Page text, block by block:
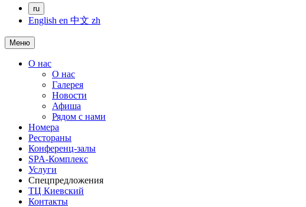
ru
English en 中文 zh
Меню
О нас
О нас
Галерея
Новости
Афиша
Рядом с нами
Номера
Рестораны
Конференц-залы
SPA-Комплекс
Услуги
Спецпредложения
ТЦ Киевский
Контакты